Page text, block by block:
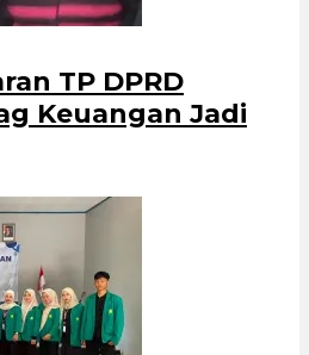
TP DPRD
Keuangan Jadi